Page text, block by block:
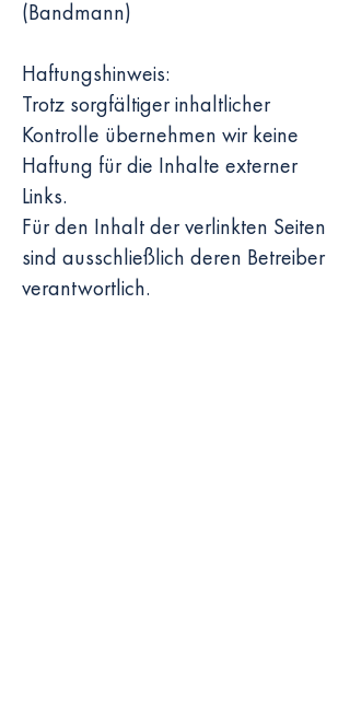
(Bandmann)
Haftungshinweis:
Trotz sorgfältiger inhaltlicher
Kontrolle übernehmen wir keine
Haftung für die Inhalte externer
Links.
Für den Inhalt der verlinkten Seiten
sind ausschließlich deren Betreiber
verantwortlich.